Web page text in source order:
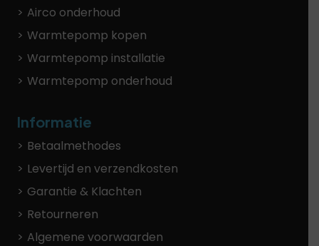
Airco onderhoud
Warmtepomp kopen
Warmtepomp installatie
Warmtepomp onderhoud
Informatie
Betaalmethodes
Levertijd en verzendkosten
Garantie & Klachten
Retourneren
Algemene voorwaarden